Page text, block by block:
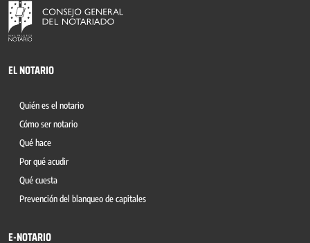
EL NOTARIO
Quién es el notario
Cómo ser notario
Qué hace
Por qué acudir
Qué cuesta
Prevención del blanqueo de capitales
E-NOTARIO